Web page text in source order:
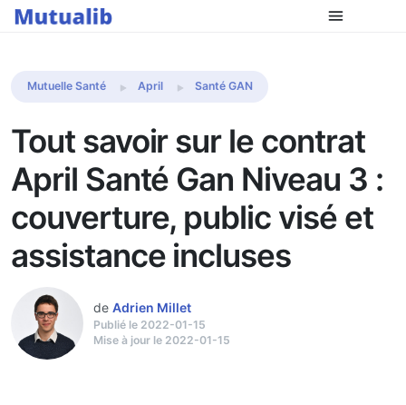
Comparer les mutuelles
Mutuelle Santé April Santé GAN
Tout savoir sur le contrat
April Santé Gan Niveau 3 :
couverture, public visé et
assistance incluses
de Adrien Millet
Publié le 2022-01-15
Mise à jour le 2022-01-15